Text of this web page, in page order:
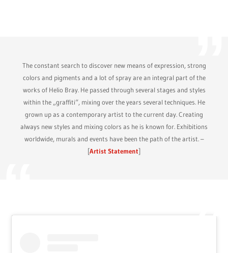
The constant search to discover new means of expression, strong
colors and pigments and a lot of spray are an integral part of the
works of Helio Bray. He passed through several stages and styles
within the „graffiti“, mixing over the years several techniques. He
grown up as a contemporary artist to the current day. Creating
always new styles and mixing colors as he is known for. Exhibitions
worldwide, murals and events have been the path of the artist. –
[Artist Statement]